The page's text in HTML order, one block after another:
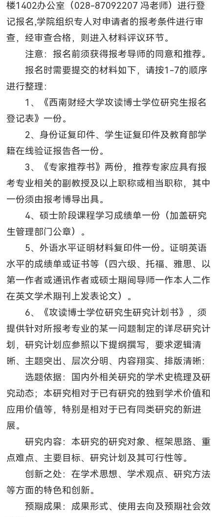
楼1402办公室（028-87092207 冯老师）进行登
记报名,学院组织专人对申请者的报考条件进行审
查，经审查合格，则进入材料评议环节。
注意：报名前须获得报考导师的同意和推荐。
报名时需要提交的材料如下，请按1-7的顺序
进行整理：
1、《西南财经大学攻读博士学位研究生报名
登记表》一份。
2、身份证复印件、学生证复印件及教育部学
籍在线验证报告各一份。
3、《专家推荐书》两份，推荐专家应具有报
考专业相关的副教授及以上职称或相当职称，其中
一份须由报考博导出具。
4、硕士阶段课程学习成绩单一份（加盖研究
生管理部门公章）。
5、外语水平证明材料复印件一份。证明英语
水平的成绩单或证书等（四六级、托福、雅思、以
第一作者或通讯作者或硕士期间导师一作本人二作
在英文学术期刊上发表论文）。
6、《攻读博士学位研究生研究计划书》，须
提供针对所报考专业的某一问题制定的详尽研究计
划，研究计划应参照以下提纲撰写，要求逻辑清
晰、主题突出、层次分明、内容翔实、排版清晰：
选题依据：国内外相关研究的学术史梳理及研
究动态；本研究相对于已有研究的独到学术价值和
应用价值等，特别是相对于已有同类研究的新进
展。
研究内容：本研究的研究对象、框架思路、重
点难点、主要目标、研究计划及其可行性等。
创新之处：在学术思想、学术观点、研究方法
等方面的特色和创新。
预期成果：成果形式、使用去向及预期社会效